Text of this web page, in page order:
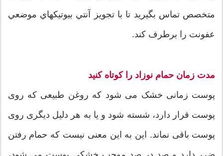
متخصص تماس بگيريد تا با تجويز آنتي بيوتيكهاي موضعي
عفونت را برطرف كند.
مدت زمان حمام نوزاد را کوتاه کنید
پوست زمانی خشک می شود که روغن طبیعی که روی
پوست قرار دارد، شسته شود و یا به هر دلیل دیگری روی
پوست باقی نماند. این به این معنی نیست که حمام رفتن